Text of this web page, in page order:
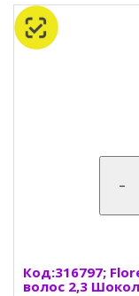
-
Код:316797;
волос 2,3